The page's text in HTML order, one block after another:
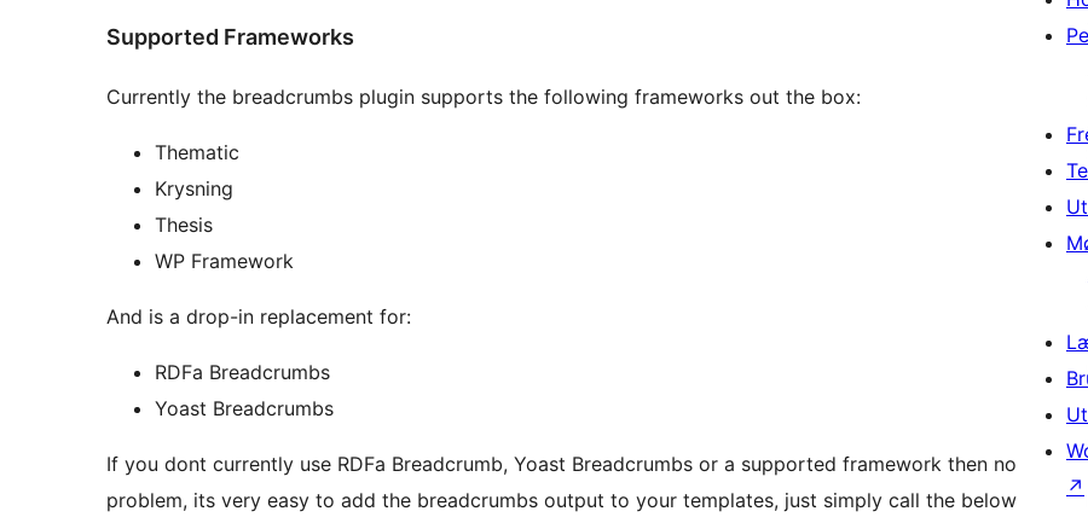
Supported Frameworks
Currently the breadcrumbs plugin supports the following frameworks out the box:
Thematic
Krysning
Thesis
WP Framework
And is a drop-in replacement for:
RDFa Breadcrumbs
Yoast Breadcrumbs
If you dont currently use RDFa Breadcrumb, Yoast Breadcrumbs or a supported framework then no
problem, its very easy to add the breadcrumbs output to your templates, just simply call the below
↗